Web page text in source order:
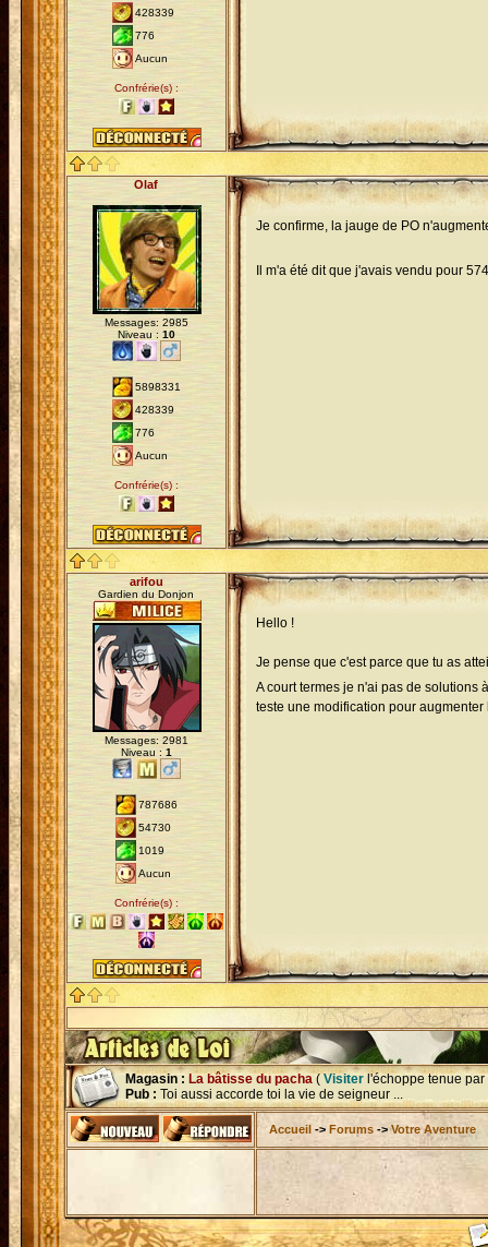
428339
776
Aucun
Confrérie(s) :
Olaf
Messages: 2985
Niveau : 10
5898331
428339
776
Aucun
Confrérie(s) :
Je confirme, la jauge de PO
Il m'a été dit que j'avais vendu pour
arifou
Gardien du Donjon
Messages: 2981
Niveau : 1
787686
54730
1019
Aucun
Confrérie(s) :
Hello !
Je pense que c'est parce que tu as
A court termes je n'ai pas de
teste une modification pour
Magasin : La bâtisse du pacha ( Visiter l'échoppe tenue par
Pub : Toi aussi accorde toi la vie de seigneur ...
Accueil -> Forums ->Votre Aventure